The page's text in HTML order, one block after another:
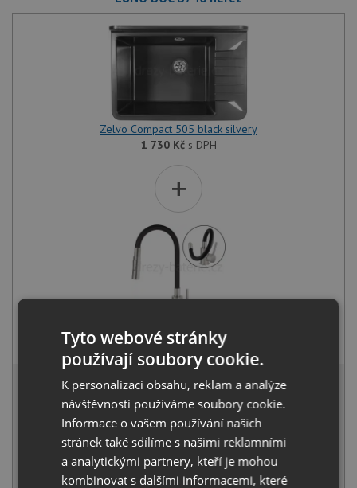
Zelvo Compact 505 black silvery
1 730 Kčs DPH
+
Deante NEO LUNO BOC B740 nerez
2 390 Kčs DPH
3 914 Kčs DPH
Běžná cena:4 120 Kč
Sleva: 206 Kč
IHNED K ODESLÁNÍ
Tyto webové stránky
používají soubory cookie.
K personalizaci obsahu, reklam a analýze
návštěvnosti používáme soubory cookie.
Informace o vašem používání našich
stránek také sdílíme s našimi reklamními
a analytickými partnery, kteří je mohou
kombinovat s dalšími informacemi, které